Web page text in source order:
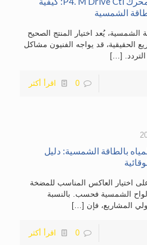
الشمسية
الشمسية، يُعد اختيار المنتج الصحيح
الحقيقية، قد يواجه الفنيون مشاكل
[…]
0 اقرأ أكثر
بالطاقة الشمسية: دليل
اختيار العاكس المناسب للمضخة
الشمسية فحسب. بالنسبة
المشاريع، فإن […]
0 اقرأ أكثر